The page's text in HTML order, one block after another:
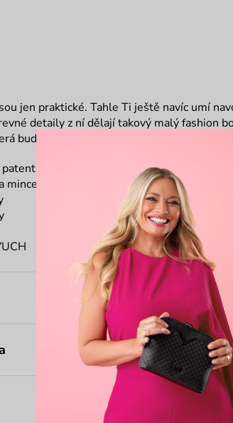
jen praktické. Tahle Ti ještě navíc umí
detaily z ní dělají takový malý fashion
bude ladit s Tvojí cukrárnou života.
patent
na zip